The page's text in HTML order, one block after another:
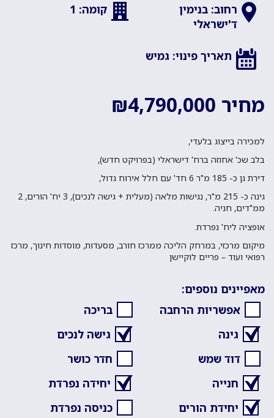
רחוב: בנימין
ד'ישראלי
קומה: 1
תאריך פינוי: גמיש
מחיר ₪4,790,000
למכירה בייצוג בלעדי,
בלב שכ' אחוזה ברח' דישראלי (בפרויקט חדש),
דירת גן כ- 185 מ"ר 6 חד' עם חלל אירוח גדול,
גינה כ- 215 מ"ר, נגישות מלאה (מעלית + גישה לנכים), 3 יח' הורים, 2
ממ"דים, חניה.
אופציה ליח' נפרדת.
מיקום מרכזי, במרחק הליכה ממרכז חורב, מסעדות, מוסדות חינוך, מרכז
רפואי ועוד – פריים לוקיישן
מאפיינים נוספים:
אפשריות הרחבה
בריכה
גינה
גישה לנכים
דוד שמש
חדר כושר
חנייה
יחידה נפרדת
יחידת הורים
כניסה נפרדת